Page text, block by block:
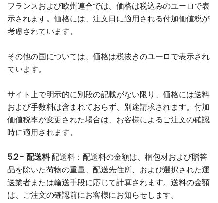
フランスおよび欧州連合では、価格は税込みのユーロで表
示されます。価格には、注文日に適用される付加価値税が
考慮されています。
その他の国については、価格は税抜きのユーロで表示され
ています。
サイト上で明示的に別段の記載がない限り、価格には送料
および手数料は含まれておらず、別途請求されます。付加
価値税率が変更された場合は、お客様によるご注文の確認
時に適用されます。
5.2 - 配送料配送料：配送料の金額は、梱包材および贈答
品を除いた荷物の重量、配送先住所、および選択された運
送業者または輸送手段に応じて計算されます。送料の金額
は、ご注文の確認前にお客様にお知らせします。